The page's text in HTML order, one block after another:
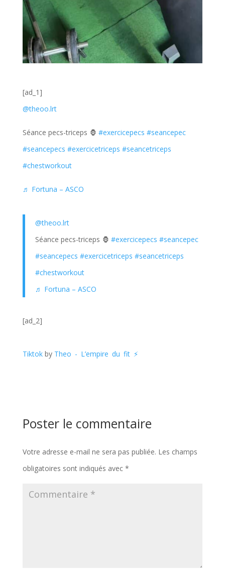
[ad_1]
@theoo.lrt
Séance pecs-triceps 🦍 #exercicepecs #seancepec
#seancepecs #exercicetriceps #seancetriceps
#chestworkout
♬ Fortuna – ASCO
@theoo.lrt
Séance pecs-triceps 🦍 #exercicepecs #seancepec
#seancepecs #exercicetriceps #seancetriceps
#chestworkout
♬ Fortuna – ASCO
[ad_2]
Tiktok by Theo - L’empire du fit ⚡️
Poster le commentaire
Votre adresse e-mail ne sera pas publiée. Les champs
obligatoires sont indiqués avec *